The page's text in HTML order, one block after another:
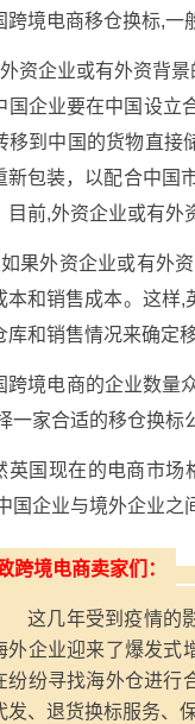
跨境电商移仓换标,一
资企业或有外资背
国企业要在中国设立
移到中国的货物直接
新包装，以配合中国
目前,外资企业或有外
果外资企业或有外
本和销售成本。这样,
库和销售情况来确定
跨境电商的企业数量
一家合适的移仓换标
英国现在的电商市场
国企业与境外企业之
跨境电商卖家们：
这几年受到疫情的
外企业迎来了爆发式
纷纷寻找海外仓进行
发、退货换标服务、